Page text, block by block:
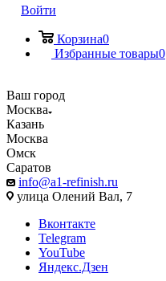
Войти
Корзина0
Избранные товары0
Ваш город
Москва
Казань
Москва
Омск
Саратов
info@a1-refinish.ru
улица Олений Вал, 7
Вконтакте
Telegram
YouTube
Яндекс.Дзен